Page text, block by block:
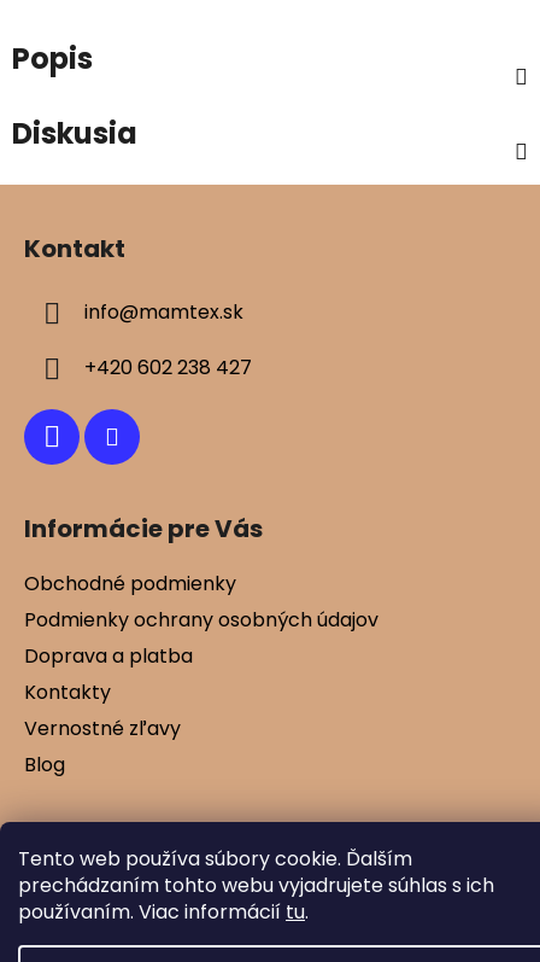
Tento web používa súbory cookie. Ďalším
prechádzaním tohto webu vyjadrujete súhlas s ich
používaním. Viac informácií tu.
Popis
Diskusia
Z
Kontakt
info@mamtex.sk
+420 602 238 427
Informácie pre Vás
Obchodné podmienky
Podmienky ochrany osobných údajov
Doprava a platba
Kontakty
Vernostné zľavy
Blog
Vytvoril Shoptet
Copyright 2026Mamtex.sk. Všetky práva
vyhradené.